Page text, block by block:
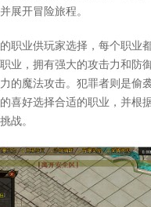
展开冒险旅程。
职业供玩家选择，每个职业
业，拥有强大的攻击力和防
的魔法攻击。犯罪者则是偷
喜好选择合适的职业，并根
战。